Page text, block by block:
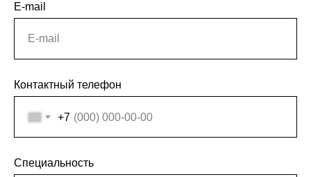
E-mail
E-mail
Контактный телефон
+7
Специальность